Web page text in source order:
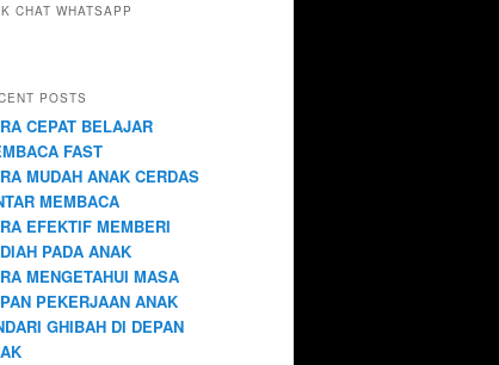
CHAT WHATSAPP
POSTS
CEPAT BELAJAR
FAST
MUDAH ANAK CERDAS
MEMBACA
EFEKTIF MEMBERI
PADA ANAK
MENGETAHUI MASA
PEKERJAAN ANAK
GHIBAH DI DEPAN